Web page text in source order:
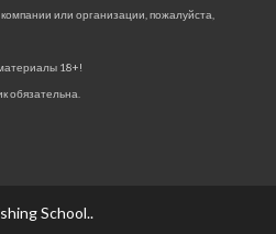
или организации, пожалуйста,
18+!
обязательна.
School..